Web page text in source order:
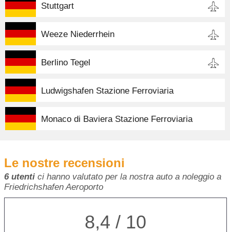
Stuttgart
Weeze Niederrhein
Berlino Tegel
Ludwigshafen Stazione Ferroviaria
Monaco di Baviera Stazione Ferroviaria
Le nostre recensioni
6 utenti ci hanno valutato per la nostra auto a noleggio a
Friedrichshafen Aeroporto
8,4 / 10